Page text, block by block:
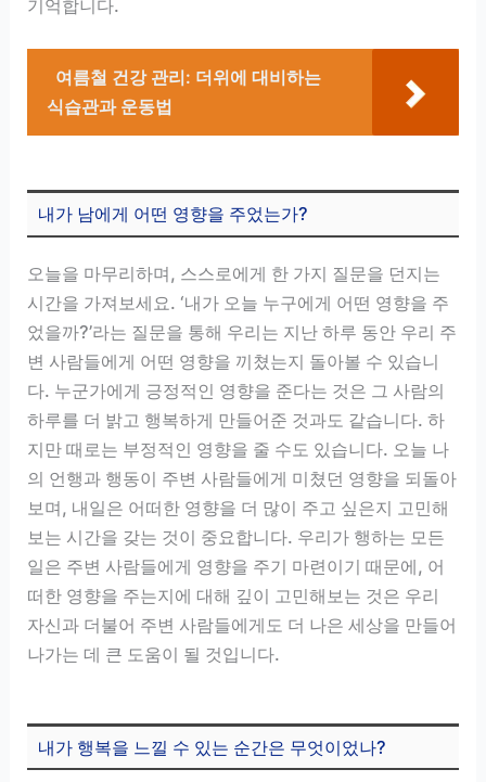
기억합니다.
여름철 건강 관리: 더위에 대비하는
식습관과 운동법
내가 남에게 어떤 영향을 주었는가?
오늘을 마무리하며, 스스로에게 한 가지 질문을 던지는
시간을 가져보세요. ‘내가 오늘 누구에게 어떤 영향을 주
었을까?’라는 질문을 통해 우리는 지난 하루 동안 우리 주
변 사람들에게 어떤 영향을 끼쳤는지 돌아볼 수 있습니
다. 누군가에게 긍정적인 영향을 준다는 것은 그 사람의
하루를 더 밝고 행복하게 만들어준 것과도 같습니다. 하
지만 때로는 부정적인 영향을 줄 수도 있습니다. 오늘 나
의 언행과 행동이 주변 사람들에게 미쳤던 영향을 되돌아
보며, 내일은 어떠한 영향을 더 많이 주고 싶은지 고민해
보는 시간을 갖는 것이 중요합니다. 우리가 행하는 모든
일은 주변 사람들에게 영향을 주기 마련이기 때문에, 어
떠한 영향을 주는지에 대해 깊이 고민해보는 것은 우리
자신과 더불어 주변 사람들에게도 더 나은 세상을 만들어
나가는 데 큰 도움이 될 것입니다.
내가 행복을 느낄 수 있는 순간은 무엇이었나?